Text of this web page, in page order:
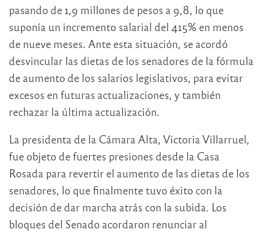
pasando de 1,9 millones de pesos a 9,8, lo que
suponía un incremento salarial del 415% en menos
de nueve meses. Ante esta situación, se acordó
desvincular las dietas de los senadores de la fórmula
de aumento de los salarios legislativos, para evitar
excesos en futuras actualizaciones, y también
rechazar la última actualización.
La presidenta de la Cámara Alta, Victoria Villarruel,
fue objeto de fuertes presiones desde la Casa
Rosada para revertir el aumento de las dietas de los
senadores, lo que finalmente tuvo éxito con la
decisión de dar marcha atrás con la subida. Los
bloques del Senado acordaron renunciar al